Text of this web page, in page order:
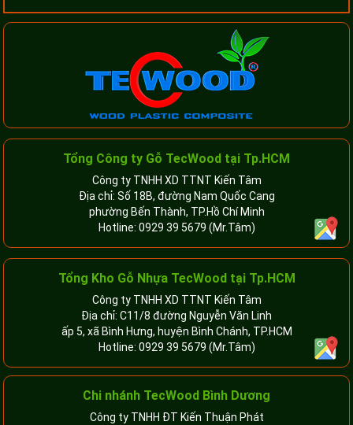
Tổng Công ty Gỗ TecWood tại Tp.HCM
Công ty TNHH XD TTNT Kiến Tâm
Địa chỉ: Số 18B, đường Nam Quốc Cang
phường Bến Thành, TP.Hồ Chí Minh
Hotline: 0929 39 5679 (Mr.Tâm)
Tổng Kho Gỗ Nhựa TecWood tại Tp.HCM
Công ty TNHH XD TTNT Kiến Tâm
Địa chỉ: C11/8 đường Nguyễn Văn Linh
ấp 5, xã Bình Hưng, huyện Bình Chánh, TP.HCM
Hotline: 0929 39 5679 (Mr.Tâm)
Chi nhánh TecWood Bình Dương
Công ty TNHH ĐT Kiến Thuận Phát